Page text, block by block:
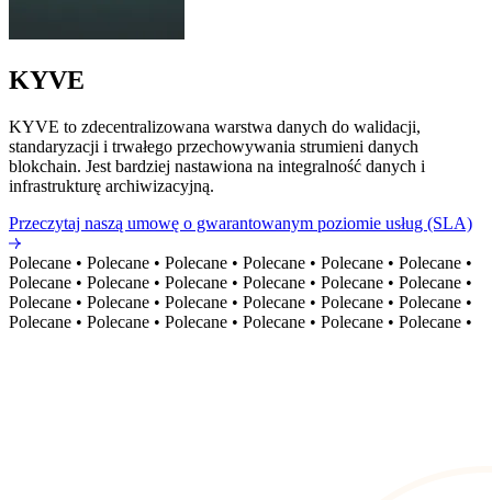
KYVE
KYVE to zdecentralizowana warstwa danych do walidacji,
standaryzacji i trwałego przechowywania strumieni danych
blokchain. Jest bardziej nastawiona na integralność danych i
infrastrukturę archiwizacyjną.
Przeczytaj naszą umowę o gwarantowanym poziomie usług (SLA)
Polecane • Polecane • Polecane • Polecane • Polecane • Polecane •
Polecane • Polecane • Polecane • Polecane • Polecane • Polecane •
Polecane • Polecane • Polecane • Polecane • Polecane • Polecane •
Polecane • Polecane • Polecane • Polecane • Polecane • Polecane •